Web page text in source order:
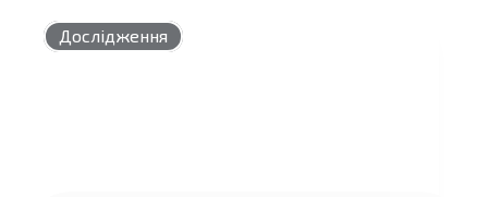
DIGITAL-
КАМПАНІЯХ
Дослідження